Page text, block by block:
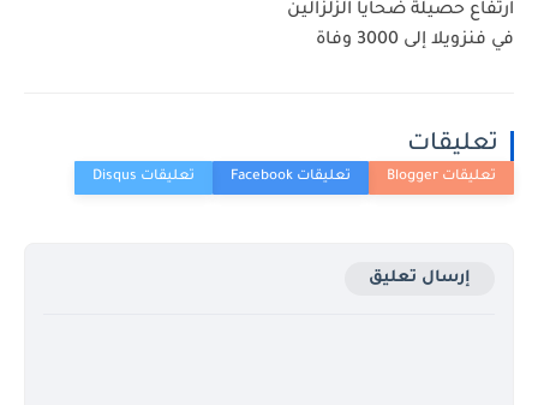
ارتفاع حصيلة ضحايا الزلزالين
في فنزويلا إلى 3000 وفاة
تعليقات
إرسال تعليق